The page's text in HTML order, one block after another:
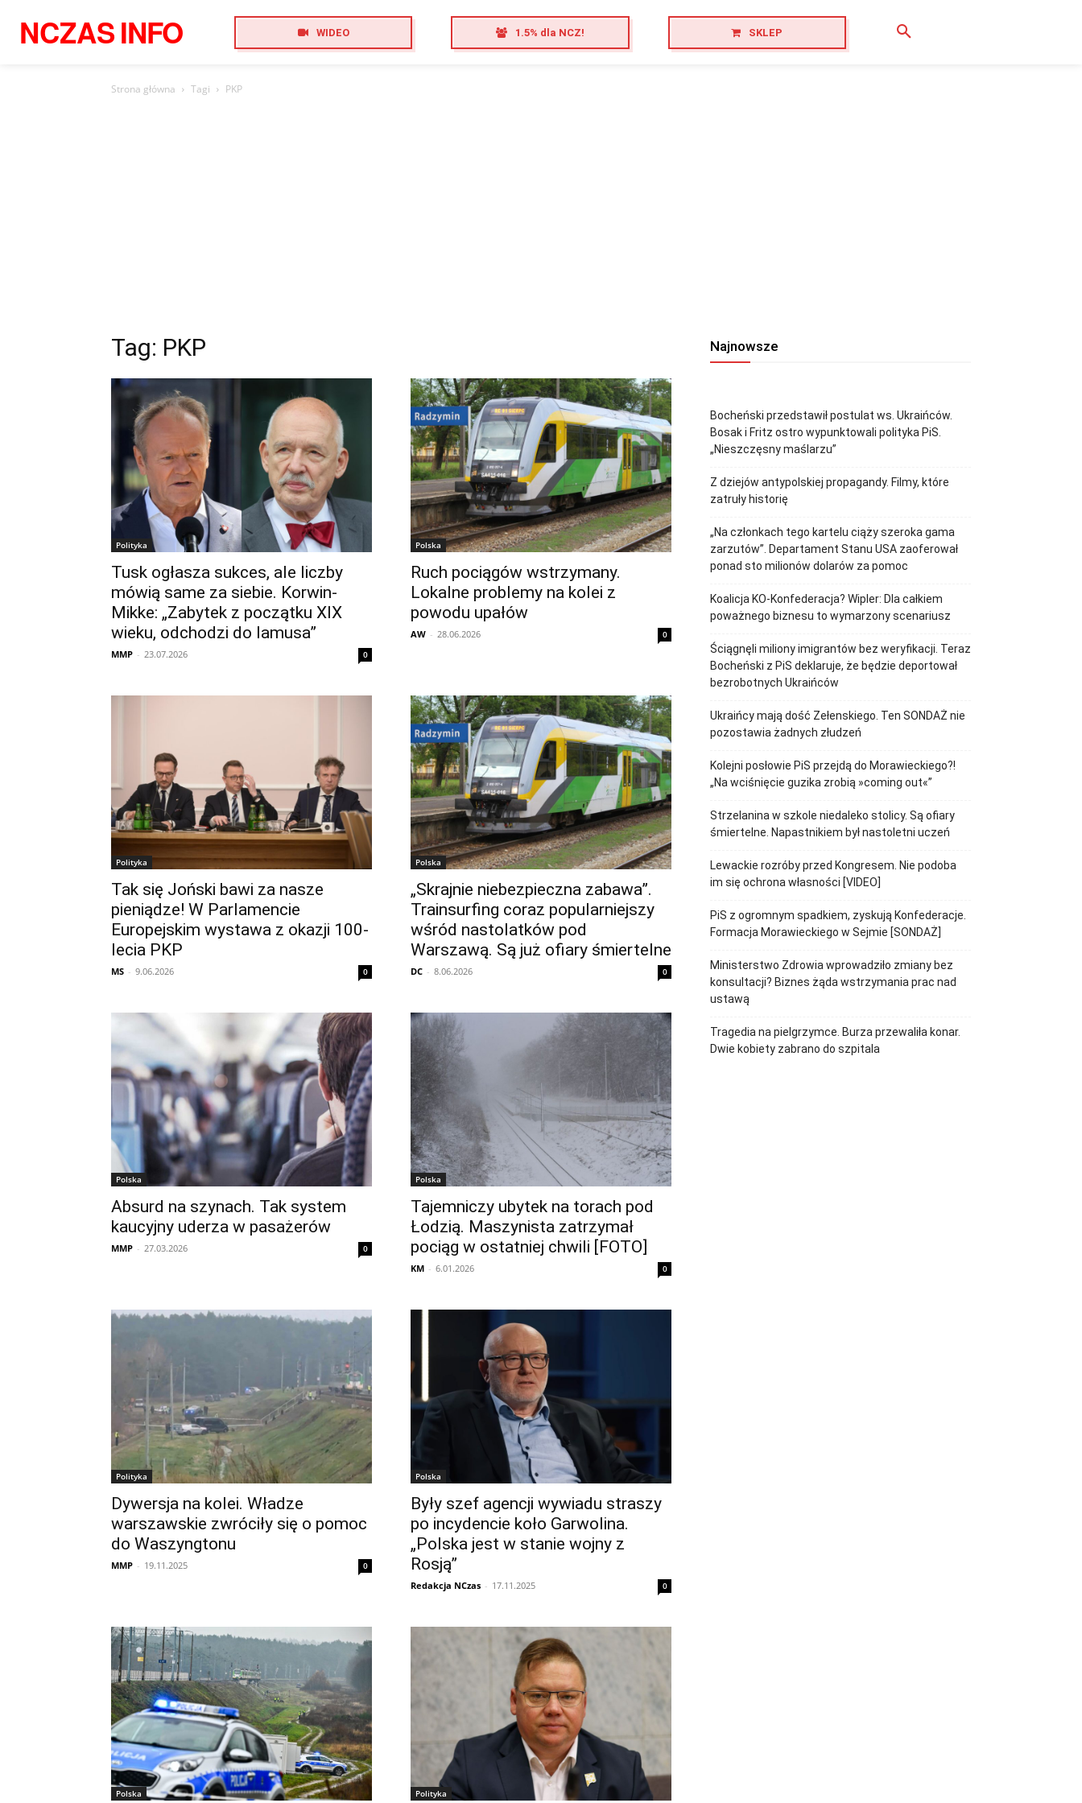
NCZASINFO WIDEO 1.5% dla NCZ! SKLEP
Strona główna Tagi PKP
Tag: PKP
Polityka
Tusk ogłasza sukces, ale liczby
mówią same za siebie. Korwin-
Mikke: „Zabytek z początku XIX
wieku, odchodzi do lamusa”
MMP - 23.07.2026 0
Polska
Ruch pociągów wstrzymany.
Lokalne problemy na kolei z
powodu upałów
AW - 28.06.2026 0
Polityka
Tak się Joński bawi za nasze
pieniądze! W Parlamencie
Europejskim wystawa z okazji 100-
lecia PKP
MS - 9.06.2026 0
Polska
„Skrajnie niebezpieczna zabawa”.
Trainsurfing coraz popularniejszy
wśród nastolatków pod
Warszawą. Są już ofiary śmiertelne
DC - 8.06.2026 0
Polska
Absurd na szynach. Tak system
kaucyjny uderza w pasażerów
MMP - 27.03.2026 0
Polska
Tajemniczy ubytek na torach pod
Łodzią. Maszynista zatrzymał
pociąg w ostatniej chwili [FOTO]
KM - 6.01.2026 0
Polityka
Dywersja na kolei. Władze
warszawskie zwróciły się o pomoc
do Waszyngtonu
MMP - 19.11.2025 0
Polska
Były szef agencji wywiadu straszy
po incydencie koło Garwolina.
„Polska jest w stanie wojny z
Rosją”
Redakcja NCzas - 17.11.2025 0
Polska Polityka
Najnowsze
Bocheński przedstawił postulat ws. Ukraińców.
Bosak i Fritz ostro wypunktowali polityka PiS.
„Nieszczęsny maślarzu”
Z dziejów antypolskiej propagandy. Filmy, które
zatruły historię
„Na członkach tego kartelu ciąży szeroka gama
zarzutów”. Departament Stanu USA zaoferował
ponad sto milionów dolarów za pomoc
Koalicja KO-Konfederacja? Wipler: Dla całkiem
poważnego biznesu to wymarzony scenariusz
Ściągnęli miliony imigrantów bez weryfikacji. Teraz
Bocheński z PiS deklaruje, że będzie deportował
bezrobotnych Ukraińców
Ukraińcy mają dość Zełenskiego. Ten SONDAŻ nie
pozostawia żadnych złudzeń
Kolejni posłowie PiS przejdą do Morawieckiego?!
„Na wciśnięcie guzika zrobią »coming out«”
Strzelanina w szkole niedaleko stolicy. Są ofiary
śmiertelne. Napastnikiem był nastoletni uczeń
Lewackie rozróby przed Kongresem. Nie podoba
im się ochrona własności [VIDEO]
PiS z ogromnym spadkiem, zyskują Konfederacje.
Formacja Morawieckiego w Sejmie [SONDAŻ]
Ministerstwo Zdrowia wprowadziło zmiany bez
konsultacji? Biznes żąda wstrzymania prac nad
ustawą
Tragedia na pielgrzymce. Burza przewaliła konar.
Dwie kobiety zabrano do szpitala